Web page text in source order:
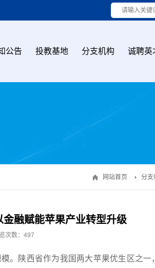
公告 投教基地 分支机构 诚聘英
网站首页 分支
融赋能苹果产业转型升级
次数： 497
。陕西省作为我国两大苹果优生区之一